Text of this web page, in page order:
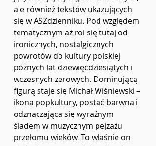
ale również tekstów ukazujących
się w ASZdzienniku. Pod względem
tematycznym aż roi się tutaj od
ironicznych, nostalgicznych
powrotów do kultury polskiej
późnych lat dziewięćdziesiątych i
wczesnych zerowych. Dominującą
figurą staje się Michał Wiśniewski –
ikona popkultury, postać barwna i
odznaczająca się wyraźnym
śladem w muzycznym pejzażu
przełomu wieków. To właśnie on